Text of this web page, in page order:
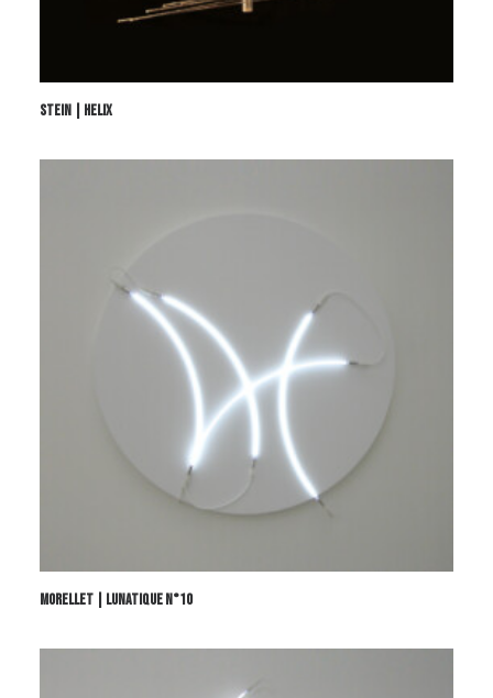
STEIN | HELIX
MORELLET | LUNATIQUE N°10